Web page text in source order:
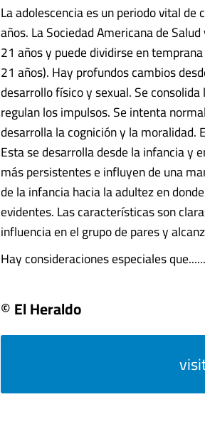
La adolescencia es un periodo vital
años. La Sociedad Americana de
21 años y puede dividirse en
21 años). Hay profundos cambios
desarrollo físico y sexual. Se
regulan los impulsos. Se intenta
desarrolla la cognición y la moralidad.
Esta se desarrolla desde la infancia y
más persistentes e influyen de una
de la infancia hacia la adultez en
evidentes. Las características son
influencia en el grupo de pares y
Hay consideraciones especiales
© El Heraldo